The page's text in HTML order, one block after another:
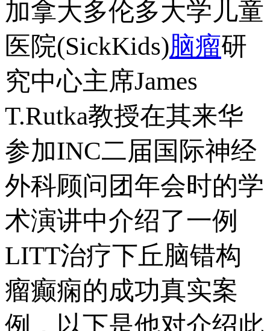
加拿大多伦多大学儿童
医院(SickKids)脑瘤研
究中心主席James
T.Rutka教授在其来华
参加INC二届国际神经
外科顾问团年会时的学
术演讲中介绍了一例
LITT治疗下丘脑错构
瘤癫痫的成功真实案
例，以下是他对介绍此